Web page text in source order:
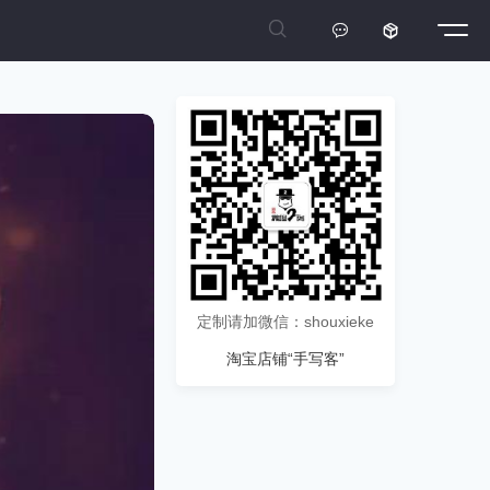
 

定制请加微信：shouxieke
淘宝店铺“手写客”